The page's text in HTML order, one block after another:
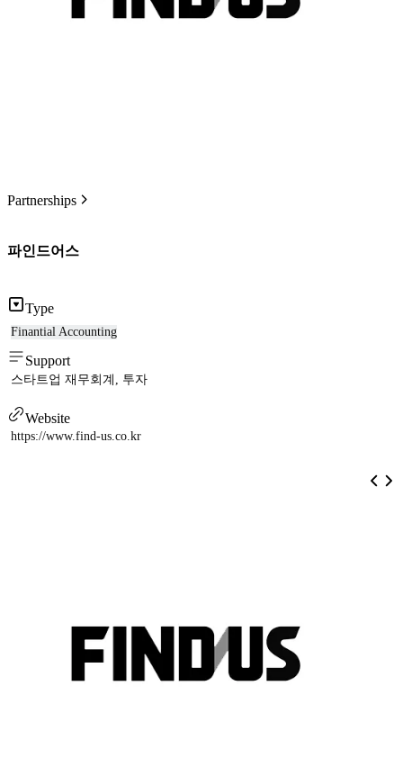
Partnerships
파인드어스
Type
Finantial Accounting
Support
스타트업 재무회계, 투자
Website
https://www.find-us.co.kr